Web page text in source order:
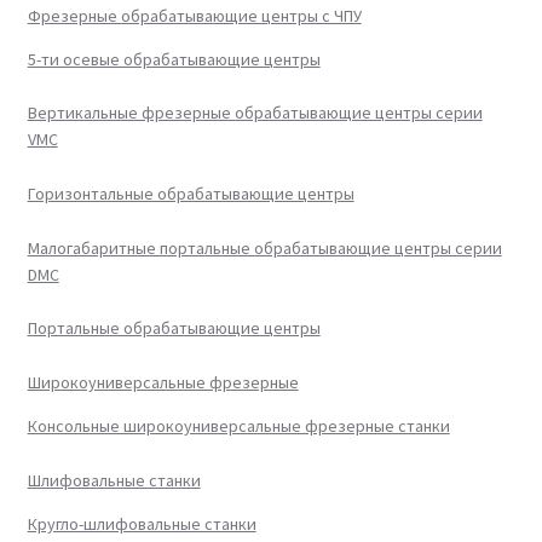
Фрезерные обрабатывающие центры с ЧПУ
5-ти осевые обрабатывающие центры
Вертикальные фрезерные обрабатывающие центры серии
VMC
Горизонтальные обрабатывающие центры
Малогабаритные портальные обрабатывающие центры серии
DMC
Портальные обрабатывающие центры
Широкоуниверсальные фрезерные
Консольные широкоуниверсальные фрезерные станки
Шлифовальные станки
Кругло-шлифовальные станки